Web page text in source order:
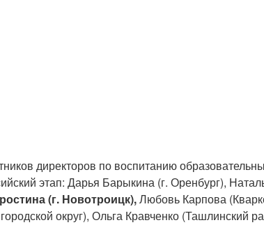
директоров по воспитанию
этап: Дарья Барыкина (г. Оренбург),
(г. Новотроицк),Любовь Карпова
округ), Ольга Кравченко (Ташлинский